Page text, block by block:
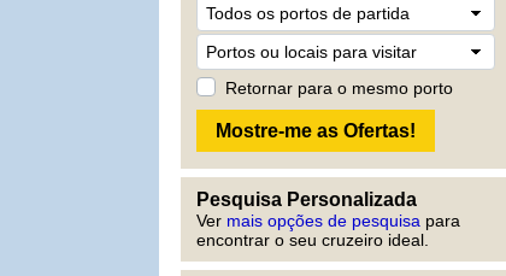
Retornar para o mesmo porto
Pesquisa Personalizada
Ver mais opções de pesquisa para
encontrar o seu cruzeiro ideal.